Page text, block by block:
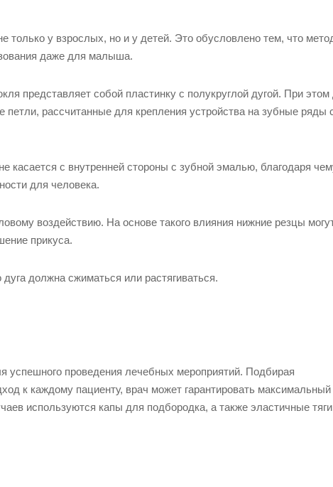
только у взрослых, но и у детей. Это обусловлено тем, что
даже для малыша.
представляет собой пластинку с полукруглой дугой. При этом
рассчитанные для крепления устройства на зубные ряды
касается с внутренней стороны с зубной эмалью, благодаря
для человека.
воздействию. На основе такого влияния нижние резцы
прикуса.
должна сжиматься или растягиваться.
успешного проведения лечебных мероприятий. Подбирая
к каждому пациенту, врач может гарантировать максимальный
используются капы для подбородка, а также эластичные